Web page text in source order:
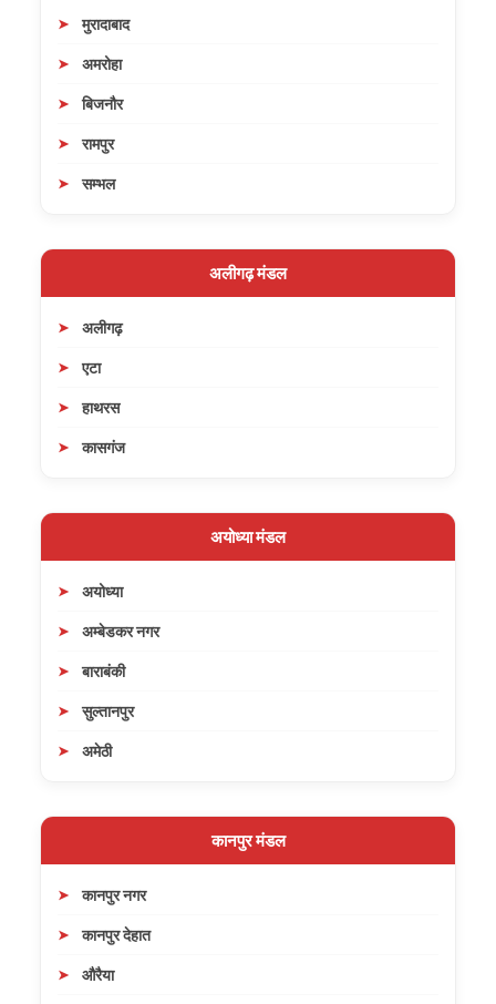
मुरादाबाद
अमरोहा
बिजनौर
रामपुर
सम्भल
अलीगढ़ मंडल
अलीगढ़
एटा
हाथरस
कासगंज
अयोध्या मंडल
अयोध्या
अम्बेडकर नगर
बाराबंकी
सुल्तानपुर
अमेठी
कानपुर मंडल
कानपुर नगर
कानपुर देहात
औरैया